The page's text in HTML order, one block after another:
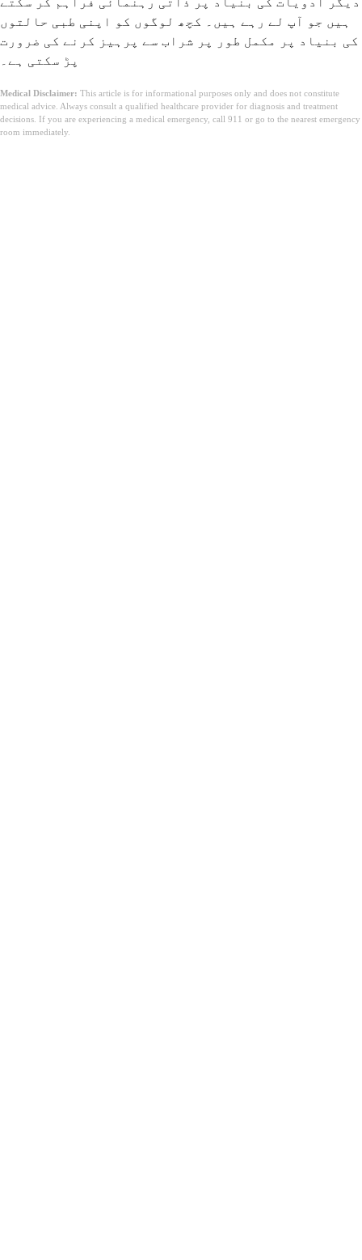
ہیں جو آپ لے رہے ہیں۔ کچھ لوگوں کو اپنی طبی حالتوں
کی بنیاد پر مکمل طور پر شراب سے پرہیز کرنے کی ضرورت
پڑ سکتی ہے۔
Medical Disclaimer: This article is for informational purposes only and does not constitute
medical advice. Always consult a qualified healthcare provider for diagnosis and treatment
decisions. If you are experiencing a medical emergency, call 911 or go to the nearest emergency
room immediately.